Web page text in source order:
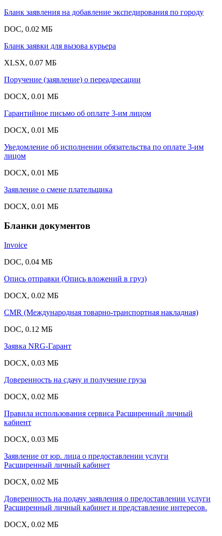
Бланк заявления на добавление экспедирования по городу
DOC, 0.02 МБ
Бланк заявки для вызова курьера
XLSX, 0.07 МБ
Поручение (заявление) о переадресации
DOCX, 0.01 МБ
Гарантийное письмо об оплате 3-им лицом
DOCX, 0.01 МБ
Уведомление об исполнении обязательства по оплате 3-им
лицом
DOCX, 0.01 МБ
Заявление о смене плательщика
DOCX, 0.01 МБ
Бланки документов
Invoice
DOC, 0.04 МБ
Опись отправки (Опись вложений в груз)
DOCX, 0.02 МБ
CMR (Международная товарно-транспортная накладная)
DOC, 0.12 МБ
Заявка NRG-Гарант
DOCX, 0.03 МБ
Доверенность на сдачу и получение груза
DOCX, 0.02 МБ
Правила использования сервиса Расширенный личный
кабиент
DOCX, 0.03 МБ
Заявление от юр. лица о предоставлении услуги
Расширенный личный кабинет
DOCX, 0.02 МБ
Доверенность на подачу заявления о предоставлении услуги
Расширенный личный кабинет и представление интересов.
DOCX, 0.02 МБ